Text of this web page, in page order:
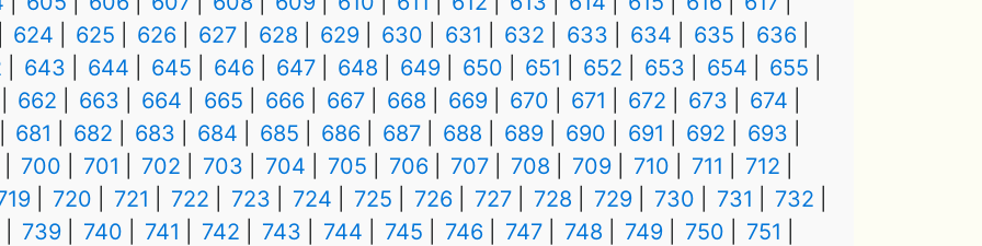
624
625 626 627 628 629 630 631 632 633 634 635
636
643 644 645 646 647 648 649 650 651 652 653 654
655
662
663 664 665 666 667 668 669 670 671 672 673
674
681
682 683 684 685 686 687 688 689 690 691 692
693
700
701 702 703 704 705 706 707 708 709 710 711
712
720 721 722 723 724 725 726 727 728 729 730 731
732
739
740 741 742 743 744 745 746 747 748 749 750
751